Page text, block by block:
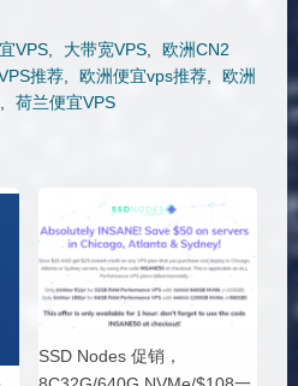
VPS, 大带宽VPS,
欧洲CN2
推荐, 欧洲便宜vps推荐,
欧洲
, 荷兰便宜VPS
SSD Nodes 促销，